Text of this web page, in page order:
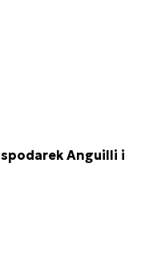
Anguilli i